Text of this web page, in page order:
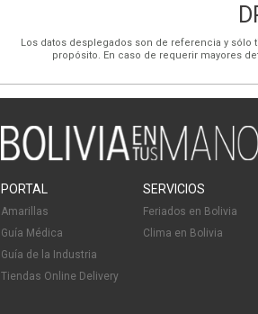
Los datos desplegados son de referencia y
propósito. En caso de requerir mayores
PORTAL
Amarillas
Guía Médica
Guía de la Industria
Tiendas Online Delivery
SERVICIOS
Feriados en Bolivia
Clima en Bolivia